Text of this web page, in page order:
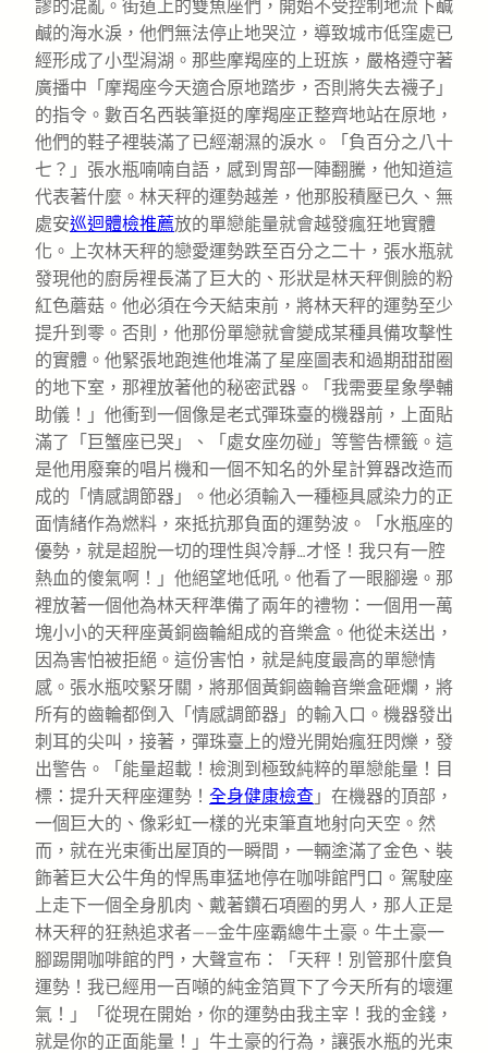
謬的混亂。街道上的雙魚座們，開始不受控制地流下鹹
鹹的海水淚，他們無法停止地哭泣，導致城市低窪處已
經形成了小型潟湖。那些摩羯座的上班族，嚴格遵守著
廣播中「摩羯座今天適合原地踏步，否則將失去襪子」
的指令。數百名西裝筆挺的摩羯座正整齊地站在原地，
他們的鞋子裡裝滿了已經潮濕的淚水。「負百分之八十
七？」張水瓶喃喃自語，感到胃部一陣翻騰，他知道這
代表著什麼。林天秤的運勢越差，他那股積壓已久、無
處安巡迴體檢推薦放的單戀能量就會越發瘋狂地實體
化。上次林天秤的戀愛運勢跌至百分之二十，張水瓶就
發現他的廚房裡長滿了巨大的、形狀是林天秤側臉的粉
紅色蘑菇。他必須在今天結束前，將林天秤的運勢至少
提升到零。否則，他那份單戀就會變成某種具備攻擊性
的實體。他緊張地跑進他堆滿了星座圖表和過期甜甜圈
的地下室，那裡放著他的秘密武器。「我需要星象學輔
助儀！」他衝到一個像是老式彈珠臺的機器前，上面貼
滿了「巨蟹座已哭」、「處女座勿碰」等警告標籤。這
是他用廢棄的唱片機和一個不知名的外星計算器改造而
成的「情感調節器」。他必須輸入一種極具感染力的正
面情緒作為燃料，來抵抗那負面的運勢波。「水瓶座的
優勢，就是超脫一切的理性與冷靜…才怪！我只有一腔
熱血的傻氣啊！」他絕望地低吼。他看了一眼腳邊。那
裡放著一個他為林天秤準備了兩年的禮物：一個用一萬
塊小小的天秤座黃銅齒輪組成的音樂盒。他從未送出，
因為害怕被拒絕。這份害怕，就是純度最高的單戀情
感。張水瓶咬緊牙關，將那個黃銅齒輪音樂盒砸爛，將
所有的齒輪都倒入「情感調節器」的輸入口。機器發出
刺耳的尖叫，接著，彈珠臺上的燈光開始瘋狂閃爍，發
出警告。「能量超載！檢測到極致純粹的單戀能量！目
標：提升天秤座運勢！ 全身健康檢查 」在機器的頂部，
一個巨大的、像彩虹一樣的光束筆直地射向天空。然
而，就在光束衝出屋頂的一瞬間，一輛塗滿了金色、裝
飾著巨大公牛角的悍馬車猛地停在咖啡館門口。駕駛座
上走下一個全身肌肉、戴著鑽石項圈的男人，那人正是
林天秤的狂熱追求者——金牛座霸總牛土豪。牛土豪一
腳踢開咖啡館的門，大聲宣布：「天秤！別管那什麼負
運勢！我已經用一百噸的純金箔買下了今天所有的壞運
氣！」「從現在開始，你的運勢由我主宰！我的金錢，
就是你的正面能量！」牛土豪的行為，讓張水瓶的光束